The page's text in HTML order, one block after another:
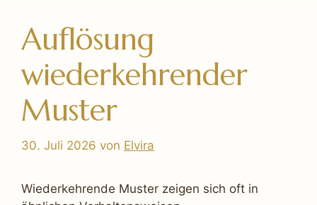
Auflösung
wiederkehrender
Muster
30. Juli 2026 von Elvira
Wiederkehrende Muster zeigen sich oft in